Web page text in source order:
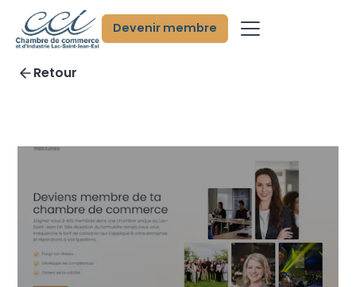
Devenir membre
Retour